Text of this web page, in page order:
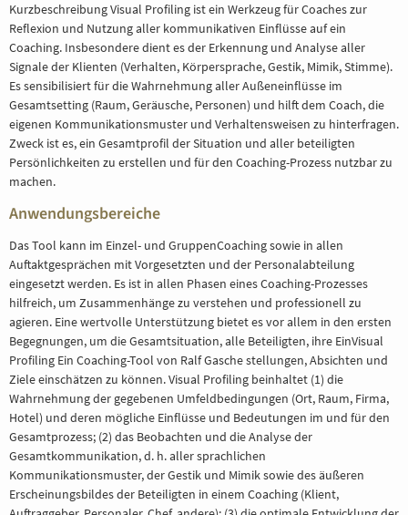
Kurzbeschreibung Visual Profiling ist ein Werkzeug für Coaches zur
Reflexion und Nutzung aller kommunikativen Einflüsse auf ein
Coaching. Insbesondere dient es der Erkennung und Analyse aller
Signale der Klienten (Verhalten, Körpersprache, Gestik, Mimik, Stimme).
Es sensibilisiert für die Wahrnehmung aller Außeneinflüsse im
Gesamtsetting (Raum, Geräusche, Personen) und hilft dem Coach, die
eigenen Kommunikationsmuster und Verhaltensweisen zu hinterfragen.
Zweck ist es, ein Gesamtprofil der Situation und aller beteiligten
Persönlichkeiten zu erstellen und für den Coaching-Prozess nutzbar zu
machen.
Anwendungsbereiche
Das Tool kann im Einzel- und GruppenCoaching sowie in allen
Auftaktgesprächen mit Vorgesetzten und der Personalabteilung
eingesetzt werden. Es ist in allen Phasen eines Coaching-Prozesses
hilfreich, um Zusammenhänge zu verstehen und professionell zu
agieren. Eine wertvolle Unterstützung bietet es vor allem in den ersten
Begegnungen, um die Gesamtsituation, alle Beteiligten, ihre EinVisual
Profiling Ein Coaching-Tool von Ralf Gasche stellungen, Absichten und
Ziele einschätzen zu können. Visual Profiling beinhaltet (1) die
Wahrnehmung der gegebenen Umfeldbedingungen (Ort, Raum, Firma,
Hotel) und deren mögliche Einflüsse und Bedeutungen im und für den
Gesamtprozess; (2) das Beobachten und die Analyse der
Gesamtkommunikation, d. h. aller sprachlichen
Kommunikationsmuster, der Gestik und Mimik sowie des äußeren
Erscheinungsbildes der Beteiligten in einem Coaching (Klient,
COACHING
AKADEMIE